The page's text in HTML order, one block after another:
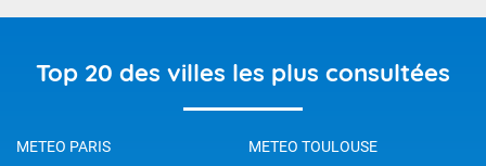
Top 20 des villes les plus consultées
METEO PARIS
METEO TOULOUSE